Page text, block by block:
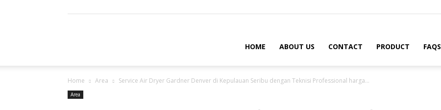
Air
HOME ABOUT US CONTACT PRODUCT FAQS
Home Area Service Air Dryer Gardner Denver di Kepulauan Seribu dengan Teknisi Professional harga...
Area